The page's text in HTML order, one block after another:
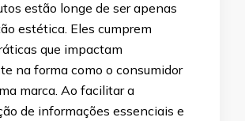
estão longe de ser apenas
estética. Eles cumprem
que impactam
na forma como o consumidor
marca. Ao facilitar a
de informações essenciais e